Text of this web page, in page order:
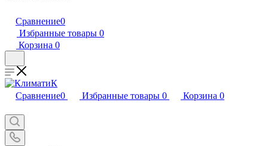
Сравнение0
Избранные товары 0
Корзина 0
Сравнение0 Избранные товары 0 Корзина 0